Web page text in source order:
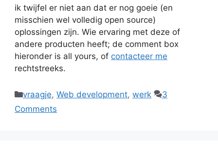
ik twijfel er niet aan dat er nog goeie (en
misschien wel volledig open source)
oplossingen zijn. Wie ervaring met deze of
andere producten heeft; de comment box
hieronder is all yours, of contacteer me
rechtstreeks.
Categories
vraagje, Web development, werk
3
Comments